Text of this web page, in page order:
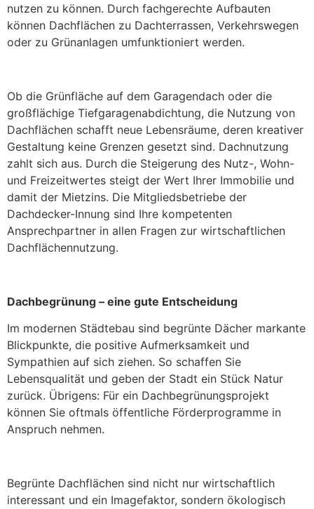
nutzen zu können. Durch fachgerechte Aufbauten
können Dachflächen zu Dachterrassen, Verkehrswegen
oder zu Grünanlagen umfunktioniert werden.
Ob die Grünfläche auf dem Garagendach oder die
großflächige Tiefgaragenabdichtung, die Nutzung von
Dachflächen schafft neue Lebensräume, deren kreativer
Gestaltung keine Grenzen gesetzt sind. Dachnutzung
zahlt sich aus. Durch die Steigerung des Nutz-, Wohn-
und Freizeitwertes steigt der Wert Ihrer Immobilie und
damit der Mietzins. Die Mitgliedsbetriebe der
Dachdecker-Innung sind Ihre kompetenten
Ansprechpartner in allen Fragen zur wirtschaftlichen
Dachflächennutzung.
Dachbegrünung – eine gute Entscheidung
Im modernen Städtebau sind begrünte Dächer markante
Blickpunkte, die positive Aufmerksamkeit und
Sympathien auf sich ziehen. So schaffen Sie
Lebensqualität und geben der Stadt ein Stück Natur
zurück. Übrigens: Für ein Dachbegrünungsprojekt
können Sie oftmals öffentliche Förderprogramme in
Anspruch nehmen.
Begrünte Dachflächen sind nicht nur wirtschaftlich
interessant und ein Imagefaktor, sondern ökologisch